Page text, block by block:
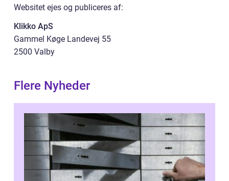
Websitet ejes og publiceres af:
Klikko ApS
Gammel Køge Landevej 55
2500 Valby
Flere Nyheder